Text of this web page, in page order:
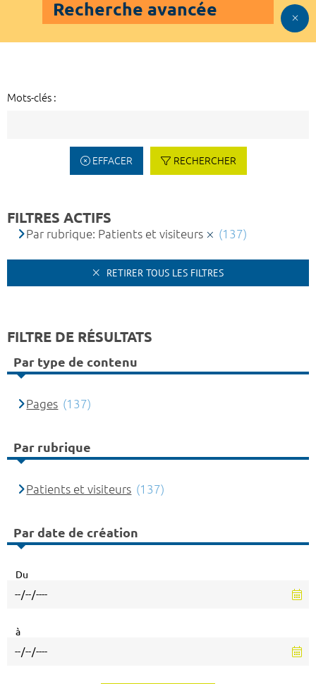
Recherche avancée
Mots-clés :
EFFACER RECHERCHER
FILTRES ACTIFS
Par rubrique: Patients et visiteurs (137)
RETIRER TOUS LES FILTRES
FILTRE DE RÉSULTATS
Par type de contenu
Pages (137)
Par rubrique
Patients et visiteurs (137)
Par date de création
Du
à